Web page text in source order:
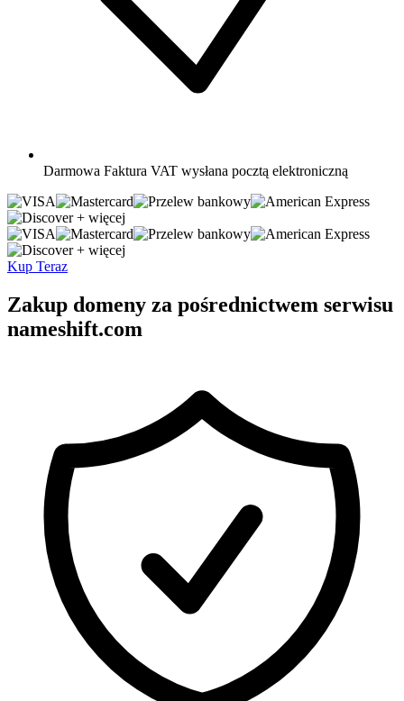
Darmowa Faktura VAT wysłana pocztą elektroniczną
+ więcej
+ więcej
Kup Teraz
Zakup domeny za pośrednictwem serwisu
nameshift.com